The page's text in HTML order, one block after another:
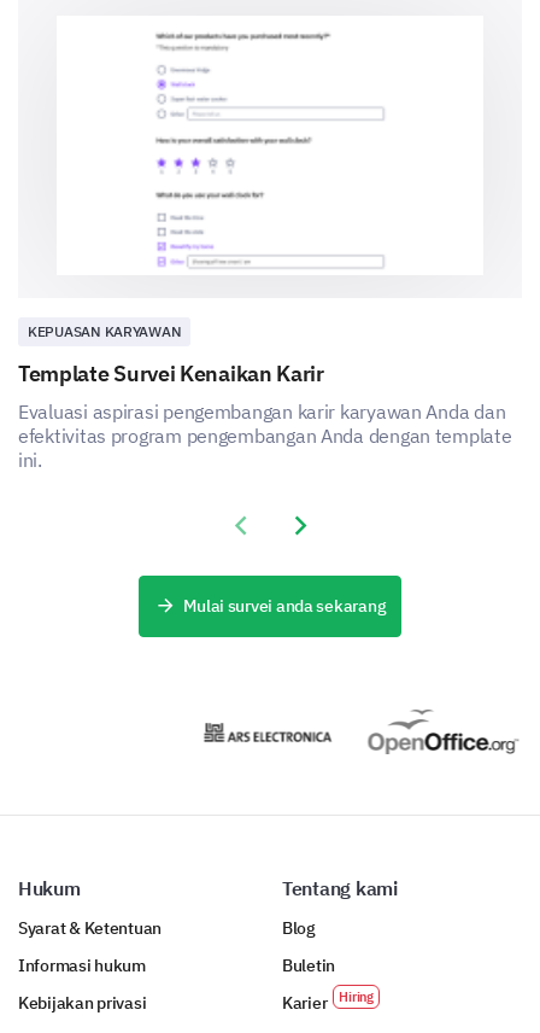
Penjajaran yang baik
Tidak ada penjajaran
Di skala dari 1-10, seberapa puas Anda dengan
Opsi: 1 (sangat tidak puas) hingga 10 (sangat
puas)
1 2
Rasa pencapaian Anda di tempat kerja
Hubungan Anda dengan rekan kerja
Hubungan Anda dengan manajemen
KEPUASAN KARYAWAN
Template Survei Kenaikan Karir
Evaluasi aspirasi pengembangan karir karyawan Anda dan
efektivitas program pengembangan Anda dengan template
ini.
Previous slide
Next slide
Mulai survei anda sekarang
Hukum
Syarat & Ketentuan
Informasi hukum
Kebijakan privasi
Tentang kami
Blog
Buletin
Karier